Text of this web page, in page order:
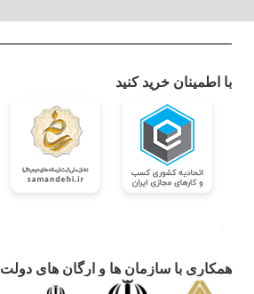
با اطمینان خرید کنید
همکاری با سازمان ها و ارگان های دولت